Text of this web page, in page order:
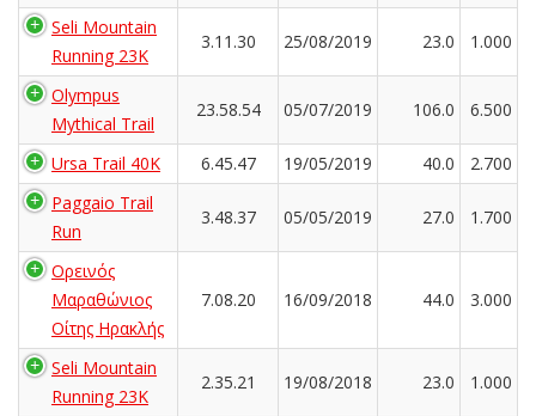
Seli Mountain
Running 23K
3.11.30 25/08/2019 23.0 1.000
Olympus
Mythical Trail
23.58.54 05/07/2019 106.0 6.500
Ursa Trail 40K 6.45.47 19/05/2019 40.0
2.700
Paggaio Trail
Run
3.48.37 05/05/2019 27.0 1.700
Ορεινός
Μαραθώνιος
Οίτης Ηρακλής
7.08.20 16/09/2018 44.0 3.000
Seli Mountain
Running 23K
2.35.21 19/08/2018 23.0 1.000